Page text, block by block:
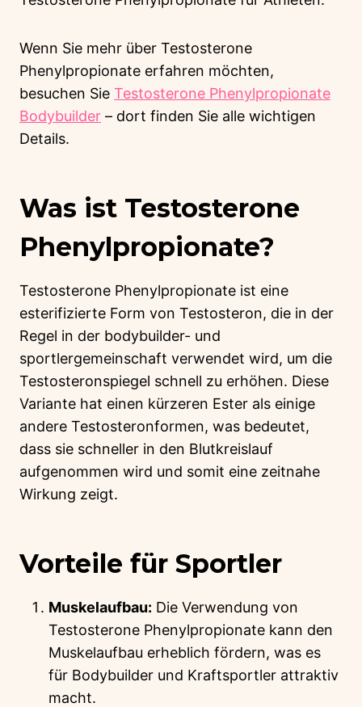
Wenn Sie mehr über Testosterone
Phenylpropionate erfahren möchten,
besuchen Sie Testosterone Phenylpropionate
Bodybuilder – dort finden Sie alle wichtigen
Details.
Was ist Testosterone
Phenylpropionate?
Testosterone Phenylpropionate ist eine
esterifizierte Form von Testosteron, die in der
Regel in der bodybuilder- und
sportlergemeinschaft verwendet wird, um die
Testosteronspiegel schnell zu erhöhen. Diese
Variante hat einen kürzeren Ester als einige
andere Testosteronformen, was bedeutet,
dass sie schneller in den Blutkreislauf
aufgenommen wird und somit eine zeitnahe
Wirkung zeigt.
Vorteile für Sportler
Muskelaufbau: Die Verwendung von
Testosterone Phenylpropionate kann den
Muskelaufbau erheblich fördern, was es
für Bodybuilder und Kraftsportler attraktiv
macht.